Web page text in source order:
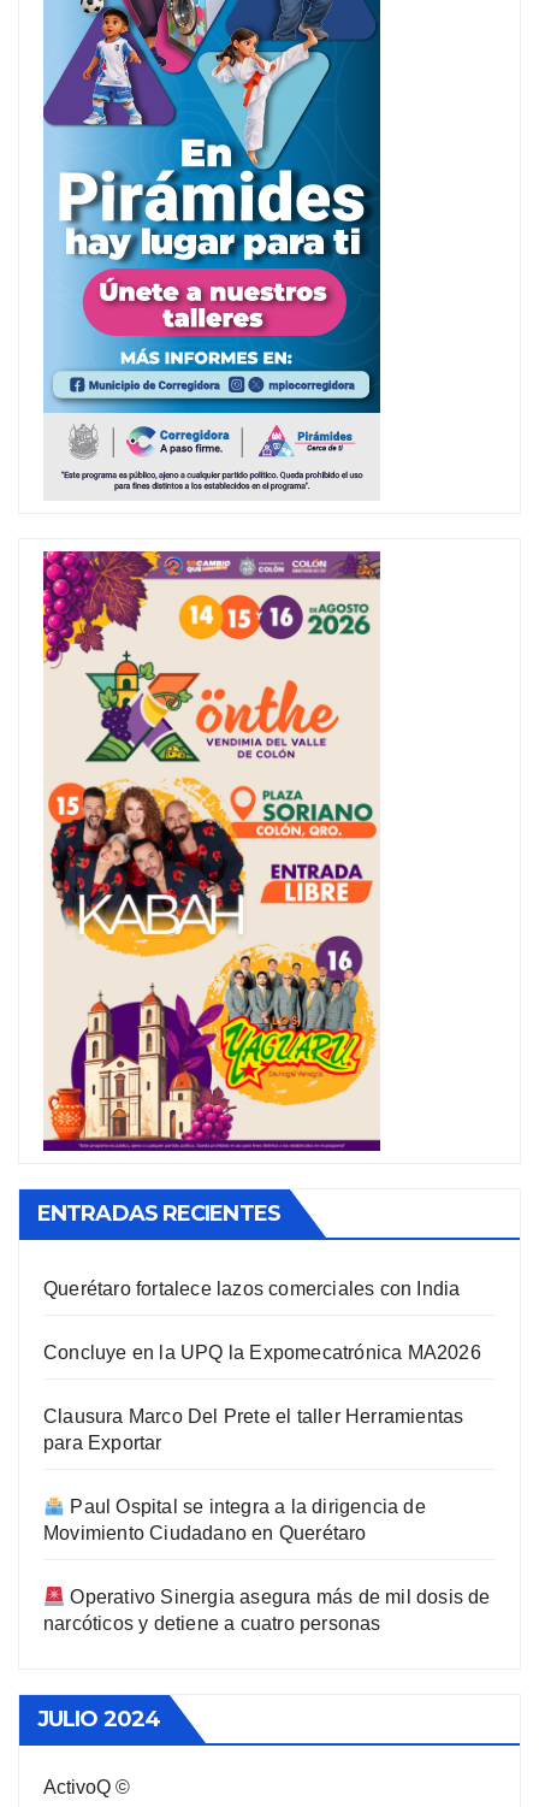
ENTRADAS RECIENTES
Querétaro fortalece lazos comerciales con India
Concluye en la UPQ la Expomecatrónica MA2026
Clausura Marco Del Prete el taller Herramientas
para Exportar
Paul Ospital se integra a la dirigencia de
Movimiento Ciudadano en Querétaro
Operativo Sinergia asegura más de mil dosis de
narcóticos y detiene a cuatro personas
JULIO 2024
ActivoQ ©